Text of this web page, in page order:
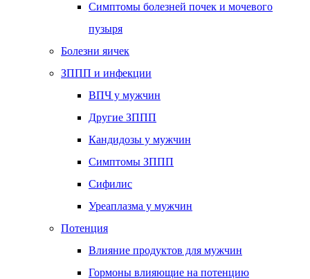
Симптомы болезней почек и мочевого
пузыря
Болезни яичек
ЗППП и инфекции
ВПЧ у мужчин
Другие ЗППП
Кандидозы у мужчин
Симптомы ЗППП
Сифилис
Уреаплазма у мужчин
Потенция
Влияние продуктов для мужчин
Гормоны влияющие на потенцию